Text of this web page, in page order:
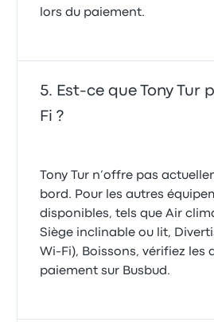
lors du paiement.
Est-ce que Tony Tur
Fi ?
Tony Tur n’offre pas
bord. Pour les autres
disponibles, tels que Air
Siège inclinable ou lit,
Wi-Fi), Boissons, vérifiez les
paiement sur Busbud.